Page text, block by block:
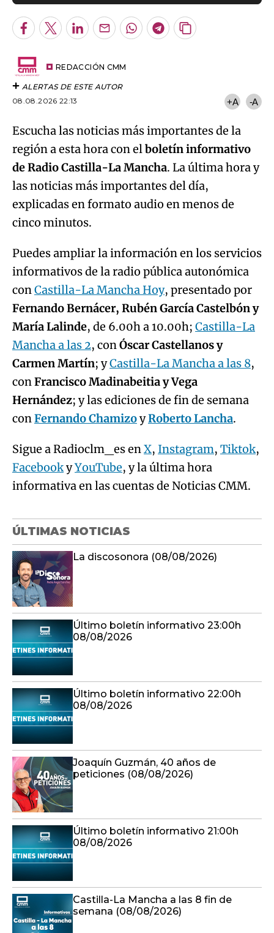
Facebook
TwitterLinkedInEnviarWhatsapp
Telegram
Copiar
REDACCIÓN CMM
ALERTAS DE ESTE AUTOR
08.08.2026 22:13
+A -A
Escucha las noticias más importantes de la
región a esta hora con elboletín informativo
de Radio Castilla-La Mancha. La última hora y
las noticias más importantes del día,
explicadas en formato audio en menos de
cinco minutos.
Puedes ampliar la información en los servicios
informativos de la radio pública autonómica
conCastilla-La Mancha Hoy, presentado por
Fernando Bernácer, Rubén García Castelbón y
María Lalinde, de 6.00h a 10.00h; Castilla-La
Mancha a las 2, conÓscar Castellanos y
Carmen Martín; yCastilla-La Mancha a las 8,
conFrancisco Madinabeitia y Vega
Hernández; y las ediciones de fin de semana
conFernando ChamizoyRoberto Lancha.
Sigue a Radioclm_es enX, Instagram, Tiktok,
FacebookyYouTube, y la última hora
informativa en las cuentas de Noticias CMM.
ÚLTIMAS NOTICIAS
La discosonora (08/08/2026)
Último boletín informativo 23:00h
08/08/2026
Último boletín informativo 22:00h
08/08/2026
Joaquín Guzmán, 40 años de
peticiones (08/08/2026)
Último boletín informativo 21:00h
08/08/2026
Castilla-La Mancha a las 8 fin de
semana (08/08/2026)